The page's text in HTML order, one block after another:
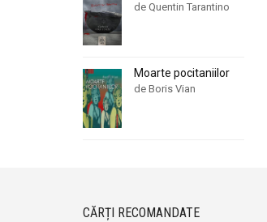
de Quentin Tarantino
Moarte pocitaniilor
de Boris Vian
CĂRȚI RECOMANDATE